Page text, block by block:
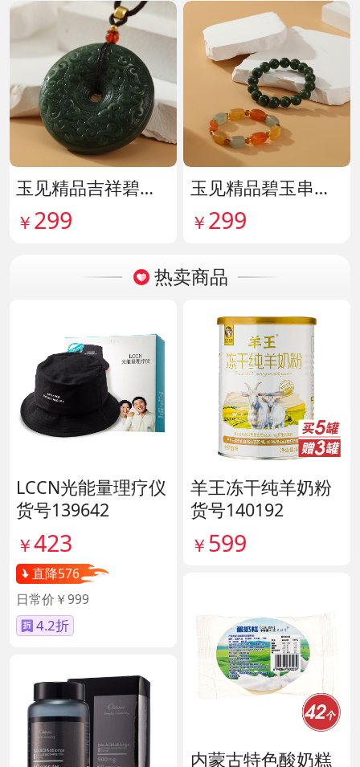
玉见精品吉祥碧玉吊牌 货号142114
￥ 299
玉见精品碧玉串珠手串 货号142115
￥ 299
热卖商品
LCCN光能量理疗仪
货号139642
￥423
直降576
日常价￥999
4.2折
羊王冻干纯羊奶粉
货号140192
￥ 599
内蒙古特色酸奶糕